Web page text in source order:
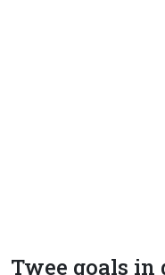
Twee goals in